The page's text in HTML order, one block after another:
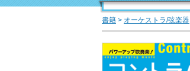
書籍 > オーケストラ/弦楽器